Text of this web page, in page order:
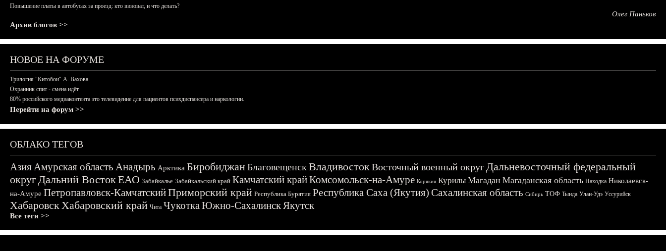
Повышение платы в автобусах за проезд: кто виноват, и что делать?
Олег Паньков
Архив блогов >>
НОВОЕ НА ФОРУМЕ
Трилогия "Китобои" А. Вахова.
Охранник спит - смена идёт
80% российского медиаконтента это телевидение для пациентов психдиспансера и наркологии.
Перейти на форум >>
ОБЛАКО ТЕГОВ
АзияАмурская область Анадырь Арктика БиробиджанБлаговещенскВладивостокВосточный военный округДальневосточный федеральный
округДальний ВостокЕАО Забайкалье Забайкальский край Камчатский крайКомсомольск-на-Амуре Корякия Курилы Магадан Магаданская область Находка Николаевск-
на-Амуре Петропавловск-КамчатскийПриморский край Республика Бурятия Республика Саха (Якутия) Сахалинская область Сибирь ТОФ Тында Улан-Удэ Уссурийск
ХабаровскХабаровский край Чита ЧукоткаЮжно-СахалинскЯкутск
Все теги >>